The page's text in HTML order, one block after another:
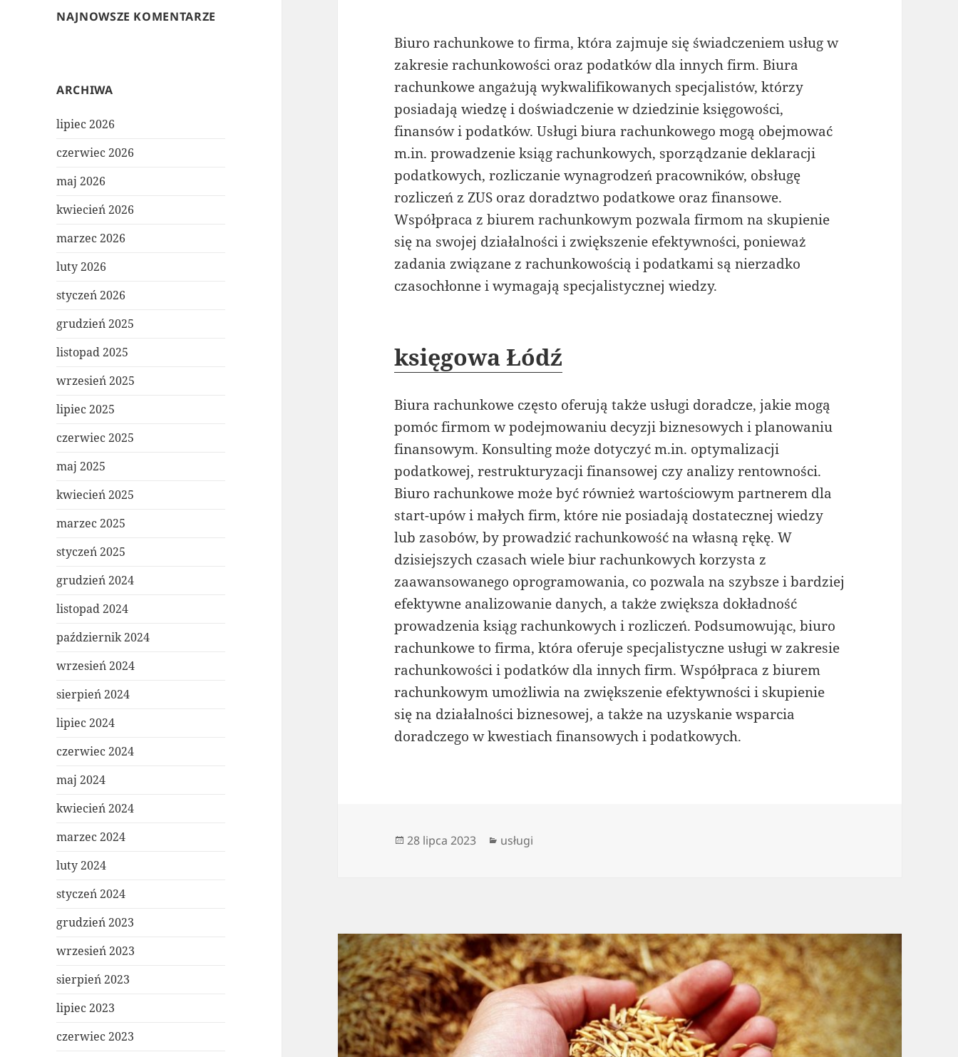
NAJNOWSZE KOMENTARZE
ARCHIWA
lipiec 2026
czerwiec 2026
maj 2026
kwiecień 2026
marzec 2026
luty 2026
styczeń 2026
grudzień 2025
listopad 2025
wrzesień 2025
lipiec 2025
czerwiec 2025
maj 2025
kwiecień 2025
marzec 2025
styczeń 2025
grudzień 2024
listopad 2024
październik 2024
wrzesień 2024
sierpień 2024
lipiec 2024
czerwiec 2024
maj 2024
kwiecień 2024
marzec 2024
luty 2024
styczeń 2024
grudzień 2023
wrzesień 2023
sierpień 2023
lipiec 2023
czerwiec 2023
Biuro rachunkowe to firma, która zajmuje się świadczeniem usług w
zakresie rachunkowości oraz podatków dla innych firm. Biura
rachunkowe angażują wykwalifikowanych specjalistów, którzy
posiadają wiedzę i doświadczenie w dziedzinie księgowości,
finansów i podatków. Usługi biura rachunkowego mogą obejmować
m.in. prowadzenie ksiąg rachunkowych, sporządzanie deklaracji
podatkowych, rozliczanie wynagrodzeń pracowników, obsługę
rozliczeń z ZUS oraz doradztwo podatkowe oraz finansowe.
Współpraca z biurem rachunkowym pozwala firmom na skupienie
się na swojej działalności i zwiększenie efektywności, ponieważ
zadania związane z rachunkowością i podatkami są nierzadko
czasochłonne i wymagają specjalistycznej wiedzy.
księgowa Łódź
Biura rachunkowe często oferują także usługi doradcze, jakie mogą
pomóc firmom w podejmowaniu decyzji biznesowych i planowaniu
finansowym. Konsulting może dotyczyć m.in. optymalizacji
podatkowej, restrukturyzacji finansowej czy analizy rentowności.
Biuro rachunkowe może być również wartościowym partnerem dla
start-upów i małych firm, które nie posiadają dostatecznej wiedzy
lub zasobów, by prowadzić rachunkowość na własną rękę. W
dzisiejszych czasach wiele biur rachunkowych korzysta z
zaawansowanego oprogramowania, co pozwala na szybsze i bardziej
efektywne analizowanie danych, a także zwiększa dokładność
prowadzenia ksiąg rachunkowych i rozliczeń. Podsumowując, biuro
rachunkowe to firma, która oferuje specjalistyczne usługi w zakresie
rachunkowości i podatków dla innych firm. Współpraca z biurem
rachunkowym umożliwia na zwiększenie efektywności i skupienie
się na działalności biznesowej, a także na uzyskanie wsparcia
doradczego w kwestiach finansowych i podatkowych.
Data
28 lipca 2023 Kategorie
usługi